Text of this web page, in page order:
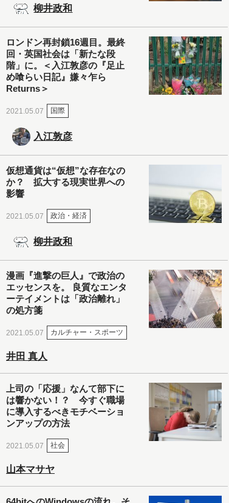
柳井政和
ロンドン再封鎖16週目。最終
回・英国社会は「新たな段
階」に。＜入江敦彦の『足止
め喰らい日記』嫌々乍ら
Returns＞
2021.05.07 国際
入江敦彦
仮想通貨は“仮想”な存在なの
か？ 拡大する現実世界への
影響
2021.05.07 政治・経済
柳井政和
漫画『進撃の巨人』で政治の
エッセンスを。 良質なエンタ
ーテイメントは「政治離れ」
の処方箋
2021.05.07 カルチャー・スポーツ
井田 真人
上司の「応援」なんて部下に
は響かない！？ 今すぐ職場
に導入するべきモチベーショ
ンアップの方法
2021.05.07 社会
山本マサヤ